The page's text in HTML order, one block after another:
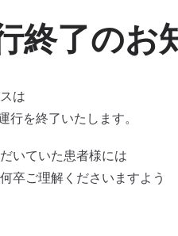
終了のお
は
を終了いたします。
いていた患者様には
卒ご理解くださいますよう